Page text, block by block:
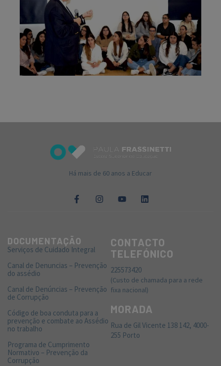
Há mais de 60 anos a Educar
DOCUMENTAÇÃO
Serviços de Cuidado Integral
Canal de Denuncias – Prevenção
do assédio
Canal de Denúncias – Prevenção
de Corrupção
Código de boa conduta para a
prevenção e combate ao Assédio
no trabalho
Programa de Cumprimento
Normativo – Prevenção da
Corrupção
CONTACTO
TELEFÓNICO
225573420
(Custo de chamada para a rede
fixa nacional)
MORADA
Rua de Gil Vicente 138 142, 4000-
255 Porto